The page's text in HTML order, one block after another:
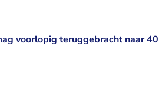
voorlopig teruggebracht naar